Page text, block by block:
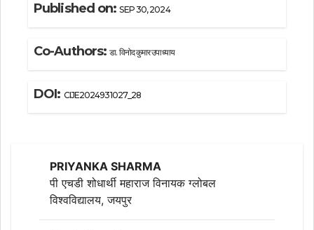
Published on:SEP 30, 2024
Co-Authors:डा. विनोद कुमार उपाध्याय
DOI: CIJE2024931027_28
PRIYANKA SHARMA
पी एचडी शोधार्थी महाराज विनायक ग्लोबल
विश्वविद्यालय, जयपुर